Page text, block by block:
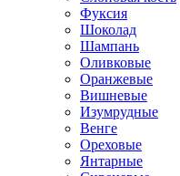
Фуксия
Шоколад
Шампань
Оливковые
Оранжевые
Вишневые
Изумрудные
Венге
Ореховые
Янтарные